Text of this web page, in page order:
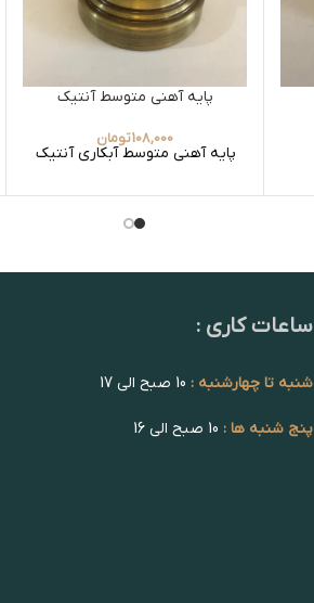
پایه آهنی متوسط آنتیک
108,000تومان
پایه آهنی متوسط آبکاری آنتیک
ساعات کاری :
شنبه تا چهارشنبه :
پنج شنبه ها :